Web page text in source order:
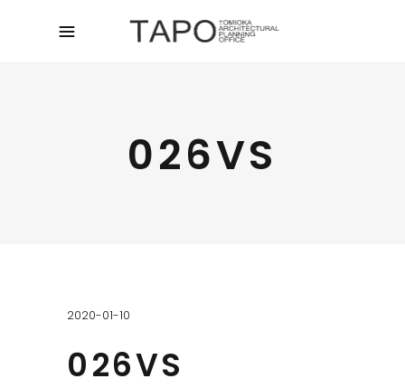
026VS
2020-01-10
026VS